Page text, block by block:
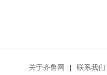
关于齐鲁网 |
联系我们